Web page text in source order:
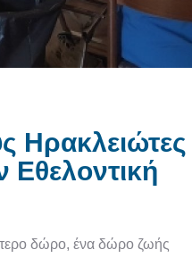
Ηρακλειώτες
δώρο, ένα δώρο ζωής